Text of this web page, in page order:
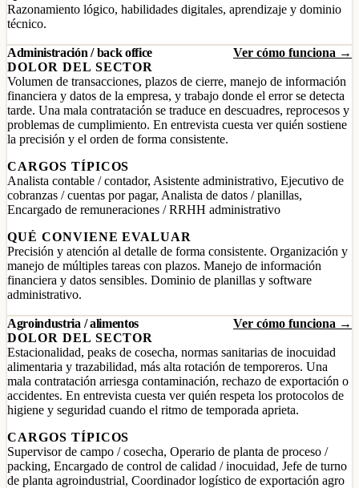
Razonamiento lógico, habilidades digitales, aprendizaje y dominio
técnico.
Administración / back office
Ver cómo funciona →
DOLOR DEL SECTOR
Volumen de transacciones, plazos de cierre, manejo de información
financiera y datos de la empresa, y trabajo donde el error se detecta
tarde. Una mala contratación se traduce en descuadres, reprocesos y
problemas de cumplimiento. En entrevista cuesta ver quién sostiene
la precisión y el orden de forma consistente.
CARGOS TÍPICOS
Analista contable / contador, Asistente administrativo, Ejecutivo de
cobranzas / cuentas por pagar, Analista de datos / planillas,
Encargado de remuneraciones / RRHH administrativo
QUÉ CONVIENE EVALUAR
Precisión y atención al detalle de forma consistente. Organización y
manejo de múltiples tareas con plazos. Manejo de información
financiera y datos sensibles. Dominio de planillas y software
administrativo.
Agroindustria / alimentos
Ver cómo funciona →
DOLOR DEL SECTOR
Estacionalidad, peaks de cosecha, normas sanitarias de inocuidad
alimentaria y trazabilidad, más alta rotación de temporeros. Una
mala contratación arriesga contaminación, rechazo de exportación o
accidentes. En entrevista cuesta ver quién respeta los protocolos de
higiene y seguridad cuando el ritmo de temporada aprieta.
CARGOS TÍPICOS
Supervisor de campo / cosecha, Operario de planta de proceso /
packing, Encargado de control de calidad / inocuidad, Jefe de turno
de planta agroindustrial, Coordinador logístico de exportación agro